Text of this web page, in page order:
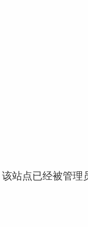
站点已经被管理